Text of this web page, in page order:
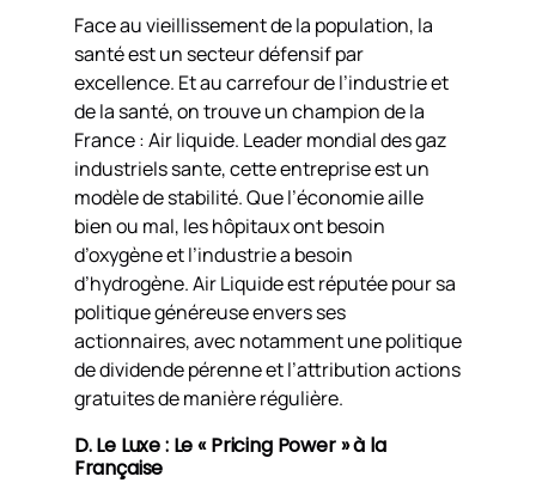
Face au vieillissement de la population, la
santé est un secteur défensif par
excellence. Et au carrefour de l’industrie et
de la santé, on trouve un champion de la
France : Air liquide. Leader mondial des gaz
industriels sante, cette entreprise est un
modèle de stabilité. Que l’économie aille
bien ou mal, les hôpitaux ont besoin
d’oxygène et l’industrie a besoin
d’hydrogène. Air Liquide est réputée pour sa
politique généreuse envers ses
actionnaires, avec notamment une politique
de dividende pérenne et l’attribution actions
gratuites de manière régulière.
D. Le Luxe : Le « Pricing Power » à la
Française